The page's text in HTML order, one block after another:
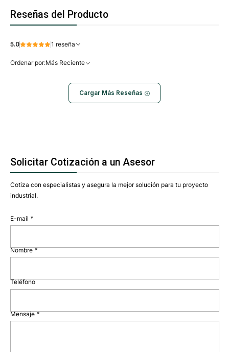
Reseñas del Producto
5.0 1 reseña
Ordenar por:Más Reciente
Cargar Más Reseñas
Solicitar Cotización a un Asesor
Cotiza con especialistas y asegura la mejor solución para tu proyecto
industrial.
E-mail *
Nombre *
Teléfono
Mensaje*